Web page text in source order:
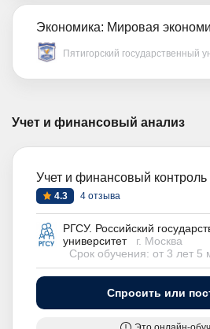
Экономика: Мировая
Пятигорский государственный
Учет и финансовый анализ
Учет и финансовый контроль
4.3 4 отзыва
РГСУ. Российский
университет
г. Москва
Срок обучения: от 3 лет 5
Спросить или